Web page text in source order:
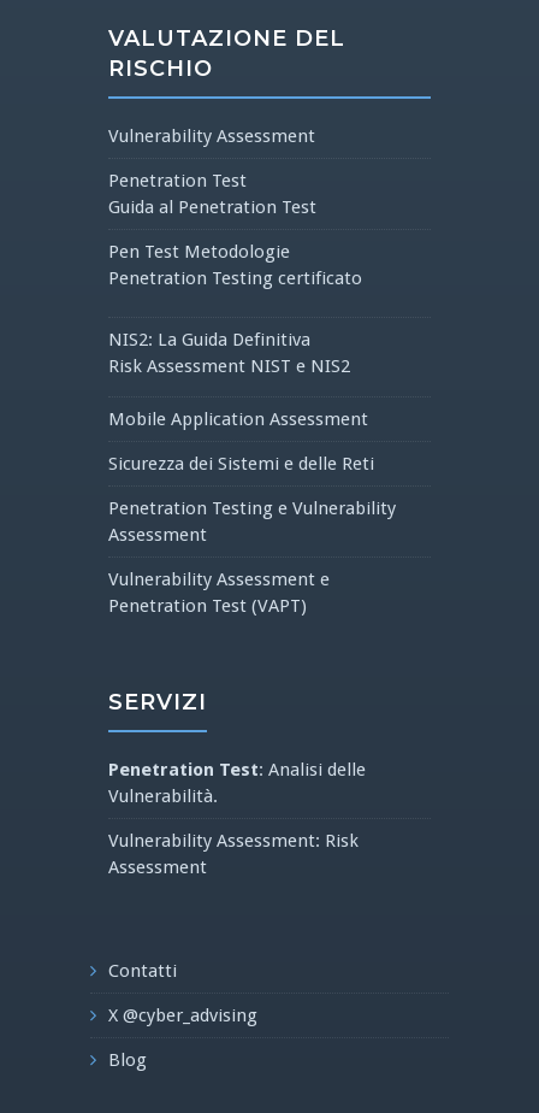
VALUTAZIONE DEL
RISCHIO
Vulnerability Assessment
Penetration Test
Guida al Penetration Test
Pen Test Metodologie
Penetration Testing certificato
NIS2: La Guida Definitiva
Risk Assessment NIST e NIS2
Mobile Application Assessment
Sicurezza dei Sistemi e delle Reti
Penetration Testing e Vulnerability
Assessment
Vulnerability Assessment e
Penetration Test (VAPT)
SERVIZI
Penetration Test: Analisi delle
Vulnerabilità.
Vulnerability Assessment: Risk
Assessment
Contatti
X @cyber_advising
Blog